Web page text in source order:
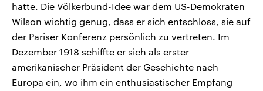
hatte. Die Völkerbund-Idee war dem US-Demokraten
Wilson wichtig genug, dass er sich entschloss, sie auf
der Pariser Konferenz persönlich zu vertreten. Im
Dezember 1918 schiffte er sich als erster
amerikanischer Präsident der Geschichte nach
Europa ein, wo ihm ein enthusiastischer Empfang